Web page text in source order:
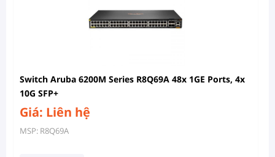
Switch Aruba 6200M Series R8Q69A 48x 1GE Ports, 4x
10G SFP+
Giá: Liên hệ
MSP: R8Q69A